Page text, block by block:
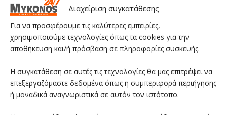
Διαχείριση συγκατάθεσης
Για να προσφέρουμε τις καλύτερες εμπειρίες,
χρησιμοποιούμε τεχνολογίες όπως τα cookies για την
αποθήκευση και/ή πρόσβαση σε πληροφορίες συσκευής.
Η συγκατάθεση σε αυτές τις τεχνολογίες θα μας επιτρέψει να
επεξεργαζόμαστε δεδομένα όπως η συμπεριφορά περιήγησης
ή μοναδικά αναγνωριστικά σε αυτόν τον ιστότοπο.